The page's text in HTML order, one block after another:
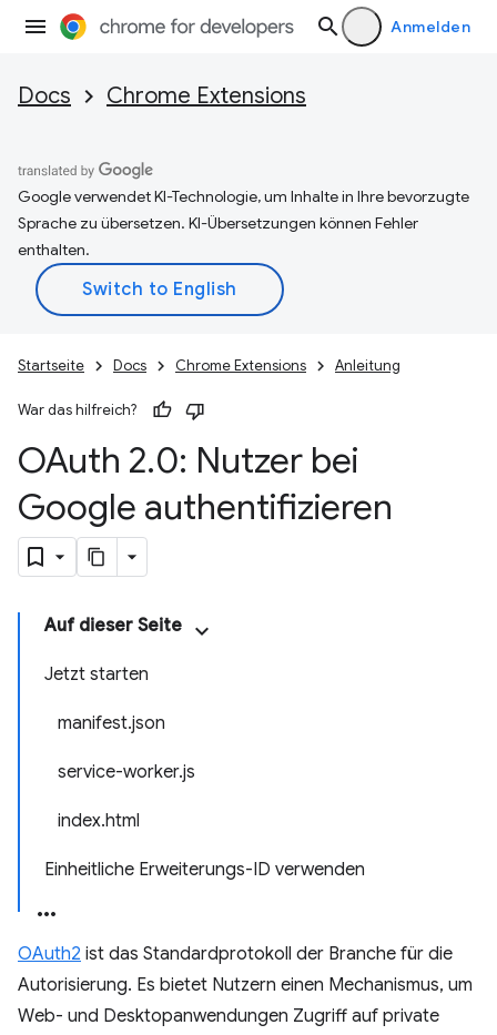
Anmelden
Docs Chrome Extensions
Google verwendet KI-Technologie, um Inhalte in Ihre bevorzugte
Sprache zu übersetzen. KI-Übersetzungen können Fehler
enthalten.
Startseite Docs Chrome Extensions Anleitung
War das hilfreich?
OAuth 2.0: Nutzer bei
Google authentifizieren
Auf dieser Seite
Jetzt starten
manifest.json
service-worker.js
index.html
Einheitliche Erweiterungs-ID verwenden
OAuth2 ist das Standardprotokoll der Branche für die
Autorisierung. Es bietet Nutzern einen Mechanismus, um
Web- und Desktopanwendungen Zugriff auf private